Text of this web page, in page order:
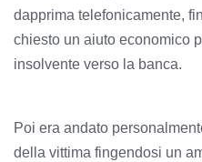
dapprima telefonicamente,
chiesto un aiuto economico
insolvente verso la banca.
Poi era andato
della vittima fingendosi un